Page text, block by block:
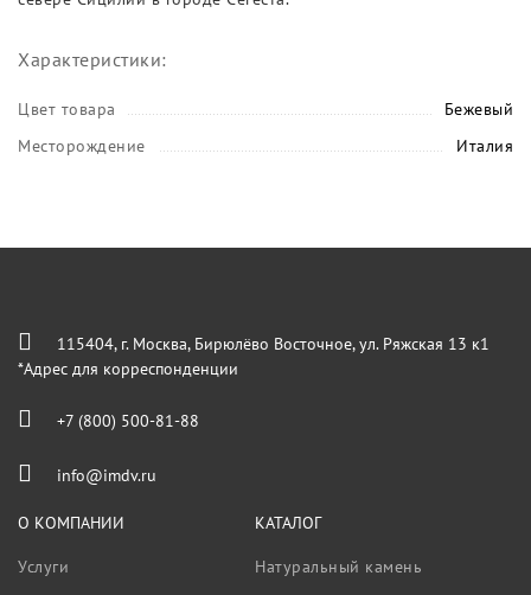
Характеристики:
Цвет товара
Бежевый
Месторождение
Италия
115404, г. Москва, Бирюлёво Восточное, ул. Ряжская 13 к1
*Адрес для корреспонденции
+7 (800) 500-81-88
info@imdv.ru
О КОМПАНИИ
Услуги
КАТАЛОГ
Натуральный камень